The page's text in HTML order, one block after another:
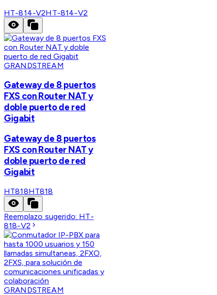
HT-814-V2HT-814-V2
GRANDSTREAM
Gateway de 8 puertos
FXS con Router NAT y
doble puerto de red
Gigabit
Gateway de 8 puertos
FXS con Router NAT y
doble puerto de red
Gigabit
HT818HT818
Reemplazo sugerido: HT-
818-V2
GRANDSTREAM